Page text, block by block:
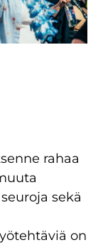
rahaa
sekä
on